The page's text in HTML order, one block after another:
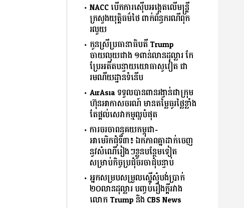
NACC បើកការស៊ើបអង្កេតលើមន្ត្រី
ក្រសួងយុត្តិធម៌ថៃ ពាក់ព័ន្ធករណីពុក
រលួយ
កូនស្រីប្រធានាធិបតី Trump
ចាយលុយជាង ១ពាន់លានដុល្លារ កែ
ប្រែអតីតបន្ទាយយោធាសូវៀត ជា
រមណីយដ្ឋានទំនើប
AirAsia ទទួលបានពានរង្វាន់ជាក្រុម
ហ៊ុនអាកាសចរណ៍ មានតម្លៃធូរថ្លៃខ្លាំង
តែផ្ដល់សេវាកម្មល្អបំផុត
ការចរចាពន្ធគយកម្ពុជា-
អាមេរិកជុំទី៣៖ ឯកភាពគ្នាដាក់ចេញ
នូវសំណើរៀងៗខ្លួនបន្ថែមទៀត​
សម្រាប់កិច្ចប្រជុំចរចាជុំបន្ទាប់
អ្នកសម្របសម្រួលស្នើសុំបង់ប្រាក់
២០លានដុល្លារ បញ្ចប់រឿងក្ដីរវាង
លោក Trump និង CBS News